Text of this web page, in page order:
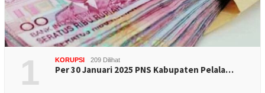
1 KORUPSI 209 Dilihat
Per 30 Januari 2025 PNS Kabupaten Pelala…